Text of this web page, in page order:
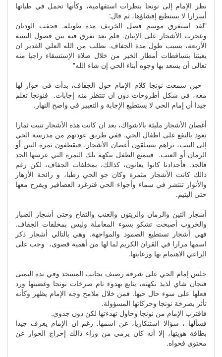
نظر الإمام إلى نونجا بنظرات استفهامية، وكأنها تحمل في طياتها
أسرارا لا يستطيع إفشاؤها، ثم قال:
"لقد استغرق موسم فصل الخريف مدة طويلة. فجفت الوديان
وعجزت الأشجار على الإتيان. فلم نعد نفرق فيه بين فصول السنة
الأربعة، بسبب طول مدة الجفاف. نطلب من الله العلي القدير ان
يغيثنا بتساقطات أمطار الخير من خلال صلاة الإستسقاء راجيا منه
تعالى أن يسعد بها وجوه أبناء الحي إن شاء الله"
حين سمعت نونجا كلام الإمام حول الجفاف، بدأت في حوار لها
معه، في شكل أطروحات دون ان تنتظر منه إجابات. فنونجا تعلم
جيدا أن إمام الحي لا يستطيع الإجابة و التعبير في واضح النهار.
أغصان الأشجار مليئة بالاشواك، بعد ان كانت هذه الأشجار تنبت ثمارا
تعود بالنفع على اطفال الحي. ففي طريق عودتهم من مدرسة الحي
إلى البيت، تراهم يتسلقون أغصان الأشجار، فيقطفون ثمرة التين أو
الرمان أو العنب. فيتمتع الطفل بنكهة تلك الثمرة التي غرسها الجد
فالجد. فأجدادنا كانوا يعانون، كذالك، بمخلفات الجفاف، لكن رغم
ذالك كانت الأشجار مثمرة وكان جو الحي رطبا، و رائحة الأزهار
والأنوار تنتشر في سماء وأجواء الحي فتزغرد العصافير ويفرح معها
حتى اليتيم.
أشجار التين والرمان والزيتون والعنب والتفاح وحتى أشجار الصبار
والخروب أصبحت تشكو بسوء المعاملة وليس بمخلفات الجفاف.
فهي أشجار تستطيع الصمود والمواجهة. وهي بالتالي أشجار ذكر
اسمها مرارا في القران الكريم لما لها من أهمية قصوى، وجب على
الراعي الاهتمام بها ورعايتها.
جلس إمام الحي على شرفة رصيف بجانب المسجد وفي يده اليمنى
فنجان شاي لذيذ نكهته، يتابع بهدوء تام صرخات نونجا وغضبتها ورد
فعلها على سوء حال حيها. فمن خلال ملامح وجه الإمام يظهر وكأنه
تأثر بصرخة نونجا وحركاتها المسؤولة.
فاقترب الإمام من نونجا وحاول تهدءتها لكن دون جدوى.
فسألها ، سؤالا استنكاريا، عن اسمها. رغم ان الإمام يعرف جيدا
بطاقة هويتها، إلا أنه كان يرمي من وراء ذالك إخراج الحوار عن
محتوى فحواه.